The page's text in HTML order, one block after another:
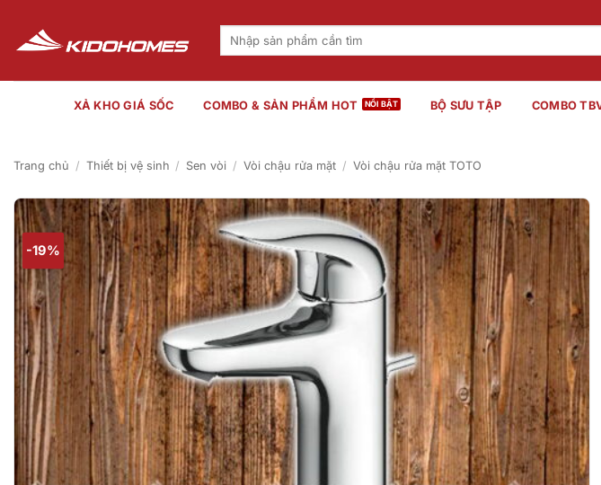
nội
dung
Tìm
XẢ KHO GIÁ SỐC COMBO & SẢN PHẨM HOT BỘ SƯU TẬP COMBO
Trang chủ / Thiết bị vệ sinh / Sen vòi / Vòi chậu rửa mặt / Vòi chậu rửa mặt TOTO
-19%